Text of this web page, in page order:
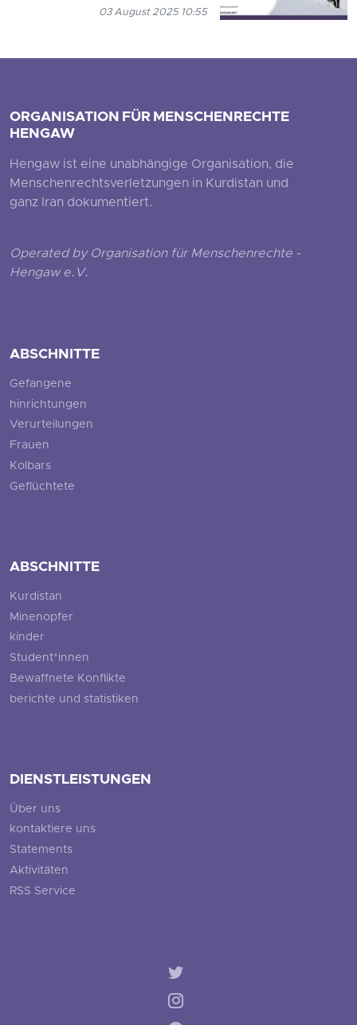
03 August 2025 10:55
ORGANISATION FÜR MENSCHENRECHTE
HENGAW
Hengaw ist eine unabhängige Organisation, die
Menschenrechtsverletzungen in Kurdistan und
ganz Iran dokumentiert.
Operated by Organisation für Menschenrechte -
Hengaw e.V.
ABSCHNITTE
Gefangene
hinrichtungen
Verurteilungen
Frauen
Kolbars
Geflüchtete
ABSCHNITTE
Kurdistan
Minenopfer
kinder
Student*innen
Bewaffnete Konflikte
berichte und statistiken
DIENSTLEISTUNGEN
Über uns
kontaktiere uns
Statements
Aktivitäten
RSS Service